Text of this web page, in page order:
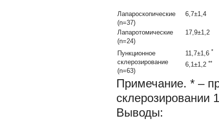
Лапароскопические
(n=37)
6,7±1,4
Лапаротомические
(n=24)
17,9±1,2
Пункционное
склерозирование
(n=63)
11,7±1,6 *
6,1±1,2 **
Примечание. * –
склерозировании
Выводы: